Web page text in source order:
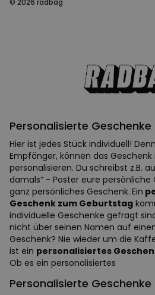
© 2026 radbag
Personalisierte
Hier ist jedes Stück individuell!
Empfänger, können das Geschenk
personalisieren. Du schreibst z.B.
damals“ - Poster eure
ganz persönliches Geschenk. Ein
Geschenk zum Geburtstag
individuelle Geschenke gefragt
nicht über seinen Namen auf
Geschenk? Nie wieder um die
ist ein personalisiertes
Ob es ein personalisiertes
Personalisierte